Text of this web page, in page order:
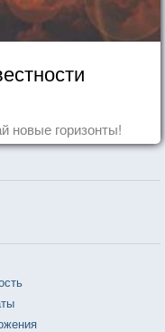
новые горизонты!